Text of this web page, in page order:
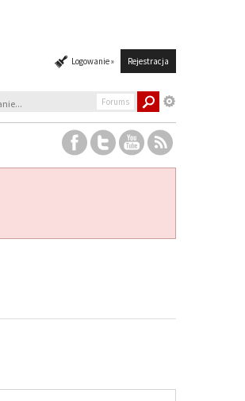
Logowanie » Rejestracja
Forums